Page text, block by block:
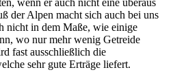
wenn er auch nicht eine überaus
der Alpen macht sich auch bei uns
nicht in dem Maße, wie einige
wo nur mehr wenig Getreide
fast ausschließlich die
sehr gute Erträge liefert.